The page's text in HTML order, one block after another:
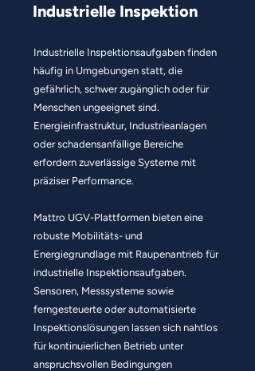
Industrielle Inspektion
Industrielle Inspektionsaufgaben finden
häufig in Umgebungen statt, die
gefährlich, schwer zugänglich oder für
Menschen ungeeignet sind.
Energieinfrastruktur, Industrieanlagen
oder schadensanfällige Bereiche
erfordern zuverlässige Systeme mit
präziser Performance.
Mattro UGV-Plattformen bieten eine
robuste Mobilitäts- und
Energiegrundlage mit Raupenantrieb für
industrielle Inspektionsaufgaben.
Sensoren, Messsysteme sowie
ferngesteuerte oder automatisierte
Inspektionslösungen lassen sich nahtlos
für kontinuierlichen Betrieb unter
anspruchsvollen Bedingungen